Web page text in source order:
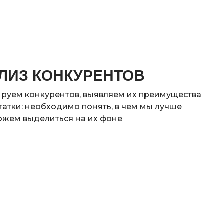
КОНКУРЕНТОВ
конкурентов, выявляем их преимущества
необходимо понять, в чем мы лучше
выделиться на их фоне